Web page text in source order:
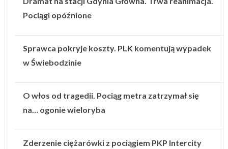
Pociągi opóźnione
Sprawca pokryje koszty. PLK komentują wypadek
w Świebodzinie
O włos od tragedii. Pociąg metra zatrzymał się
na… ogonie wieloryba
Zderzenie ciężarówki z pociągiem PKP Intercity